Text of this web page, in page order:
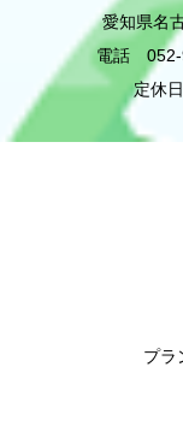
愛知県名
電話 052-
定休
プラ